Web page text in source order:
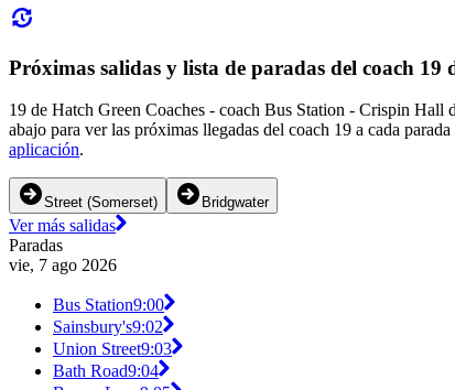
Próximas salidas y lista de paradas del coach 19
19 de Hatch Green Coaches - coach Bus Station - Crispin Hall
abajo para ver las próximas llegadas del coach 19 a cada
aplicación.
Street (Somerset) Bridgwater
Ver más salidas
Paradas
vie, 7 ago 2026
Bus Station9:00
Sainsbury's9:02
Union Street9:03
Bath Road9:04